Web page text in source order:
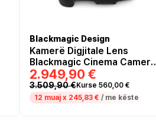
Blackmagic Design
Kamerë Digjitale Lens
Blackmagic Cinema Camera
6K – Zezë
2.949,90 €
3.509,90 €Kurse 560,00 €
12 muaj x 245,83 € / me këste